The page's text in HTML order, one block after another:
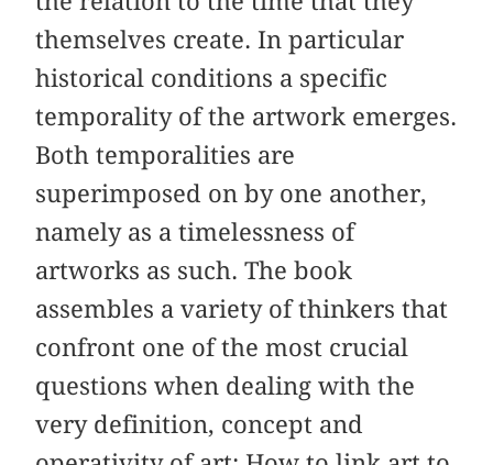
themselves create. In particular
historical conditions a specific
temporality of the artwork emerges.
Both temporalities are
superimposed on by one another,
namely as a timelessness of
artworks as such. The book
assembles a variety of thinkers that
confront one of the most crucial
questions when dealing with the
very definition, concept and